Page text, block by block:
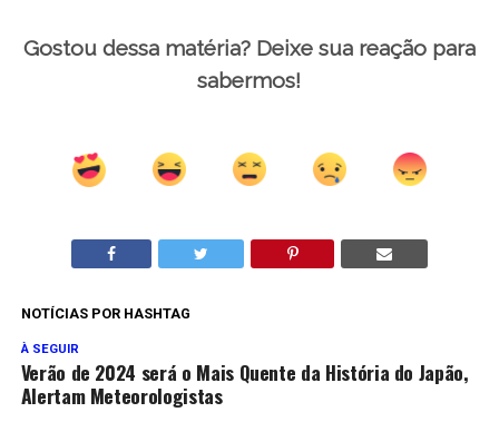
Gostou dessa matéria? Deixe sua reação para
sabermos!
NOTÍCIAS POR HASHTAG
À SEGUIR
Verão de 2024 será o Mais Quente da História do Japão,
Alertam Meteorologistas